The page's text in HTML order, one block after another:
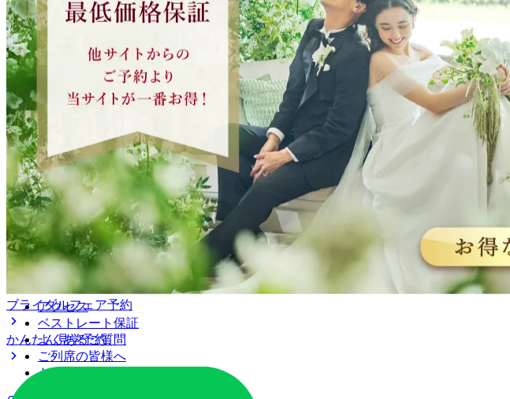
アクセス
ベストレート保証
よくあるご質問
ご列席の皆様へ
トピックス
ブライダルフェア予約
かんたん見学予約